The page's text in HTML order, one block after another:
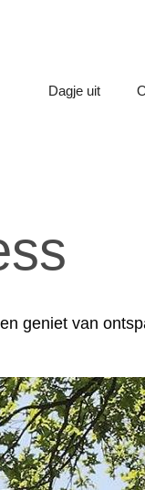
Dagje uit
geniet van